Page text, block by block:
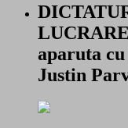
aparuta
Justin